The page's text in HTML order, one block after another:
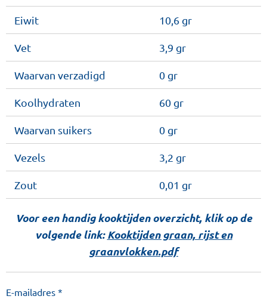
Eiwit 10,6 gr
Vet 3,9 gr
Waarvan verzadigd 0 gr
Koolhydraten 60 gr
Waarvan suikers 0 gr
Vezels 3,2 gr
Zout 0,01 gr
Voor een handig kooktijden overzicht, klik op de
volgende link:Kooktijden graan, rijst en
graanvlokken.pdf
E-mailadres *